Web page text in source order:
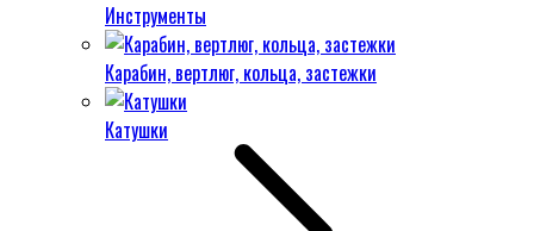
Инструменты
Карабин, вертлюг, кольца, застежки
Катушки